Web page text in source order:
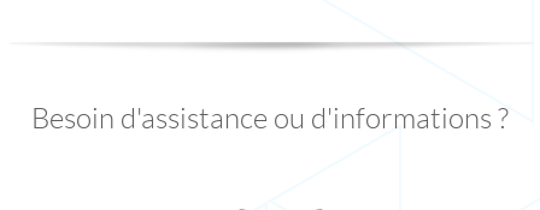
Besoin d'assistance ou d'informations ?